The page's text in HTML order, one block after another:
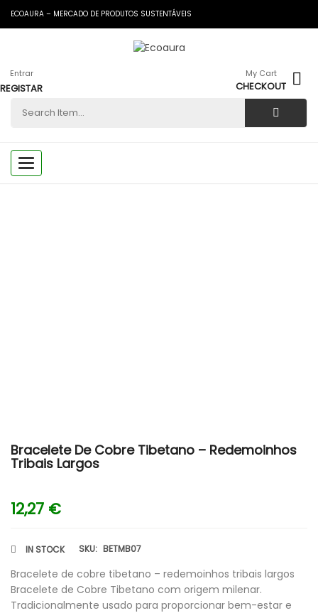
ECOAURA – MERCADO DE PRODUTOS SUSTENTÁVEIS
Entrar
REGISTAR
My Cart
CHECKOUT
Toggle
navigation
Bracelete De Cobre Tibetano – Redemoinhos
Tribais Largos
12,27 €
IN STOCK SKU: BETMB07
Bracelete de cobre tibetano – redemoinhos tribais largos
Bracelete de Cobre Tibetano com origem milenar.
Tradicionalmente usado para proporcionar bem-estar e